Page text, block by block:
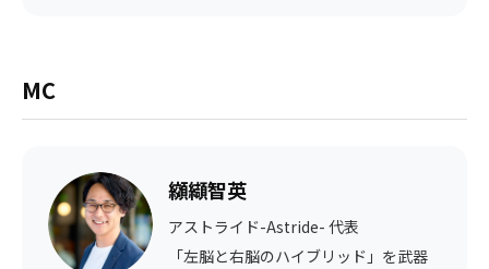
MC
纐纈智英
アストライド-Astride- 代表
「左脳と右脳のハイブリッド」を武器